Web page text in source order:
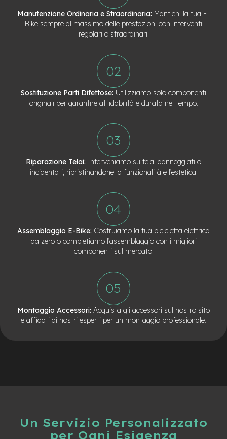
Manutenzione Ordinaria e Straordinaria: Mantieni la tua E-
Bike sempre al massimo delle prestazioni con interventi
regolari o straordinari.
Sostituzione Parti Difettose: Utilizziamo solo componenti
originali per garantire affidabilità e durata nel tempo.
Riparazione Telai: Interveniamo su telai danneggiati o
incidentati, ripristinandone la funzionalità e l’estetica.
Assemblaggio E-Bike: Costruiamo la tua bicicletta elettrica
da zero o completiamo l’assemblaggio con i migliori
componenti sul mercato.
Montaggio Accessori: Acquista gli accessori sul nostro sito
e affidati ai nostri esperti per un montaggio professionale.
Un Servizio Personalizzato
per Ogni Esigenza